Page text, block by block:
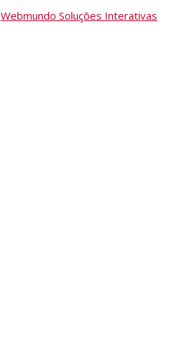
Webmundo Soluções Interativas